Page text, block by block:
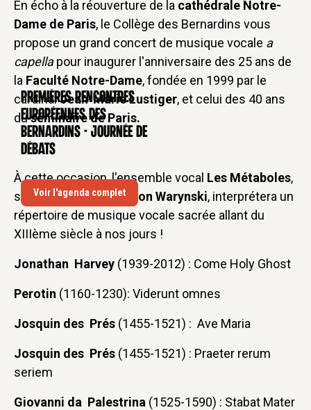
CONFÉRENCE
Premières rencontres
européennes des
Bernardins - Journée de
débats
Voir l'agenda complet
En écho à la réouverture de la cathédrale Notre-
Dame de Paris, le Collège des Bernardins vous
propose un grand concert de musique vocale a
capellapour inaugurer l'anniversaire des 25 ans de
la Faculté Notre-Dame, fondée en 1999 par le
cardinalJean-Marie Lustiger, et celui des 40 ans
duséminaire de Paris.
À cette occasion, l'ensemble vocal Les Métaboles,
sous la direction deLéon Warynski, interprétera un
répertoire de musique vocale sacrée allant du
XIIIème siècle à nos jours !
Jonathan Harvey (1939-2012) : Come Holy Ghost
Perotin (1160-1230): Viderunt omnes
Josquin des Prés (1455-1521) : Ave Maria
Josquin des Prés (1455-1521) : Praeter rerum
seriem
Giovanni da Palestrina (1525-1590) : Stabat Mater